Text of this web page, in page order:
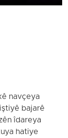
navçeya
bajarê
îdareya
hatiye